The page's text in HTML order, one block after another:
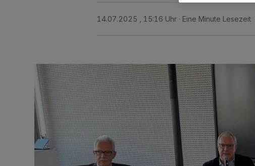
14.07.2025 , 15:16 Uhr Eine Minute Lesezeit